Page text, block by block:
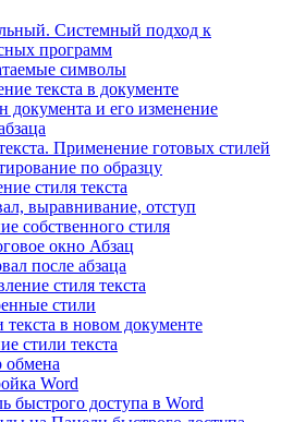
Системный подход к
программ
символы
текста в документе
документа и его изменение
Применение готовых стилей
по образцу
стиля текста
выравнивание, отступ
собственного стиля
окно Абзац
после абзаца
стиля текста
стили
в новом документе
стили текста
обмена
Word
быстрого доступа в Word